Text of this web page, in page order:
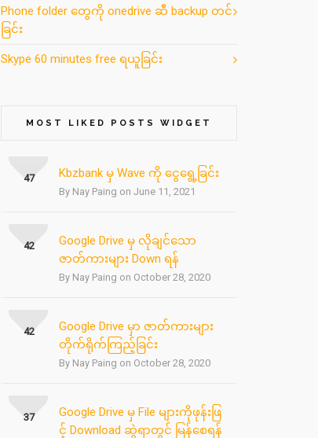
Phone folder တွေကို onedrive ဆီ backup တင်
ခြင်း
Skype 60 minutes free ရယူခြင်း
MOST LIKED POSTS WIDGET
Kbzbank မှ Wave ကို ငွေရွေ့ခြင်း
By Nay Paing on June 11, 2021
47
Google Drive မှ လိုချင်သော
ဇာတ်ကားများ Down ရန်
By Nay Paing on October 28, 2020
42
Google Drive မှာ ဇာတ်ကားများ
တိုက်ရိုက်ကြည့်ခြင်း
By Nay Paing on October 28, 2020
42
Google Drive မှ File များကိုဖုန်းဖြ
င့် Download ဆွဲရာတွင် မြန်စေရန်
37